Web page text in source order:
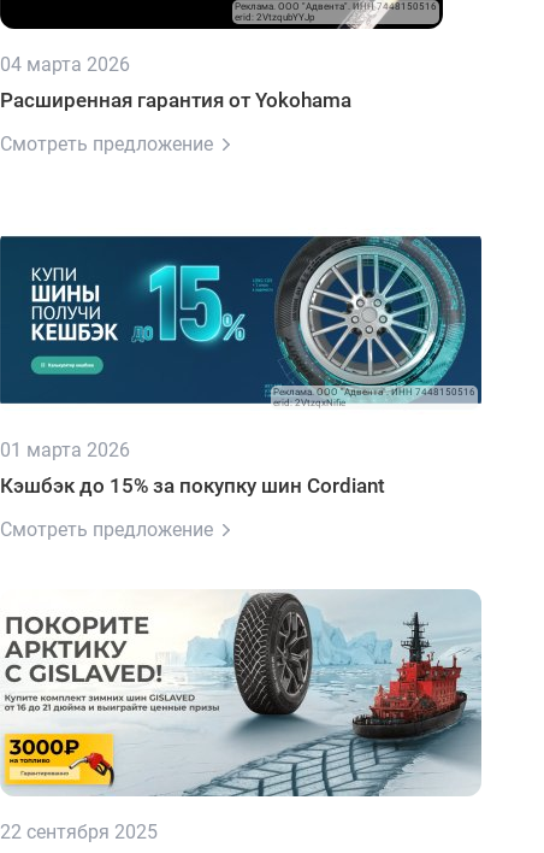
Реклама. ООО "Адвента". ИНН 7448150516
erid: 2VtzqubYYJp
04 марта 2026
Расширенная гарантия от Yokohama
Смотреть предложение
Реклама. ООО "Адвента". ИНН 7448150516
erid: 2VtzqxNifie
01 марта 2026
Кэшбэк до 15% за покупку шин Cordiant
Смотреть предложение
22 сентября 2025